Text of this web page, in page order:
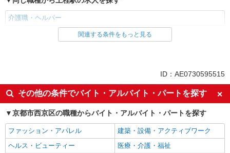
介護職・ヘルパー
同じ雇用形態から上桂駅の求人を探す
入社日応相談
未経験歓迎
経験者・有資格者歓迎
新卒・第二新卒歓迎
女性活躍中
主婦・主夫歓迎
フリーター歓迎
学歴不問
ブランクOK
ミドル（40代～）活躍中
関連する条件をもっと見る
ID：AE0730595515
その他の条件でバイト・アルバイト・パートを探す
京都市西京区の職種からバイト・アルバイト・パートを探す
ファッション・アパレル
建築・設備・アクティブワーク
ヘルス・ビューティー
医療・介護・福祉